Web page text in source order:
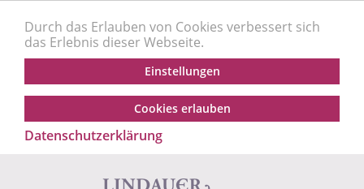
Durch das Erlauben von Cookies verbessert sich
das Erlebnis dieser Webseite.
Einstellungen
Datenschutzerklärung
Cookies erlauben